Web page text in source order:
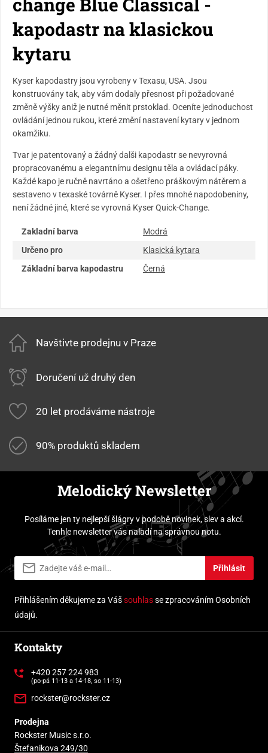
kapodastr na klasickou
kytaru
Kyser kapodastry jsou vyrobeny v Texasu, USA. Jsou
konstruovány tak, aby vám dodaly přesnost při požadované
změně výšky aniž je nutné měnit prstoklad. Oceníte jednoduchost
ovládání jednou rukou, které změní nastavení kytary v jednom
okamžiku.
Tvar je patentovaný a žádný dalši kapodastr se nevyrovná
propracovanému a elegantnímu designu těla a ovládací páky.
Každé kapo je ručně navrtáno a ošetřeno práškovým nátěrem a
sestaveno v texaské továrně Kyser. I přes mnohé napodobeniny,
není žádné jiné, které se vyrovná Kyser Quick-Change.
Zakladní barva
Modrá
Určeno pro
Klasická kytara
Základní barva kapodastru
Černá
Navštivte prodejnu v Praze
Doručení už druhý den
20 let prodáváme nástroje
90% produktů skladem
Melodický Newsletter
Posíláme jen ty nejlepší šlágry v podobě novinek, slev a akcí.
Tenhle newsletter vás naladí na správnou notu.
Přihlásit
Přihlášením děkujeme za Vášsouhlasse zpracováním Osobních
údajů.
Kontakty
+420 257 224 983
(po-pá 11-13 a 14-18, so 11-13)
rockster@rockster.cz
Prodejna
Rockster Music s.r.o.
Štefanikova 249/30